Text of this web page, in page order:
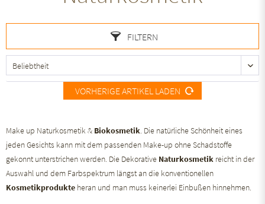
FILTERN
VORHERIGE ARTIKEL LADEN
Make up Naturkosmetik & Biokosmetik. Die natürliche Schönheit eines
jeden Gesichts kann mit dem passenden Make-up ohne Schadstoffe
gekonnt unterstrichen werden. Die Dekorative Naturkosmetik reicht in der
Auswahl und dem Farbspektrum längst an die konventionellen
Kosmetikprodukte heran und man muss keinerlei Einbußen hinnehmen.